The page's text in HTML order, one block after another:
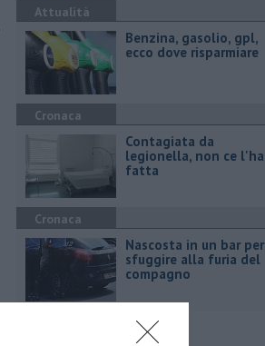
Attualità
​Benzina, gasolio, gpl,
ecco dove risparmiare
Cronaca
Contagiata da
legionella, non ce l'ha
fatta
Cronaca
Nascosta in un bar per
sfuggire alla furia del
compagno